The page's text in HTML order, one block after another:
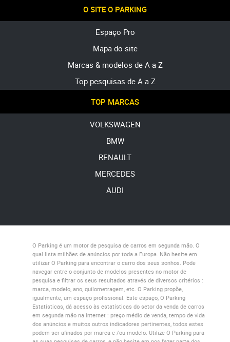
O SITE O PARKING
Espaço Pro
Mapa do site
Marcas & modelos de A a Z
Top pesquisas de A a Z
TOP MARCAS
VOLKSWAGEN
BMW
RENAULT
MERCEDES
AUDI
O Parkingé um motor de pesquisa de carros em segunda mão. O
qual lista milhões de anúncios por toda a Europa. Não hesite em
utilizar O Parkingpara encontrar o carro dos seus sonhos. Pode
navegar entre o conjunto de modelos presentes no motor de
pesquisa e filtrar os seus resultados através de diversos critérios :
marca, modelo, ano, quilometragem, etc. O Parkingpropõe,
igualmente, um espaço profissional. Este espaço, O Parking
Estatísticas, dá acesso às estatísticas do setor da venda de carros
em segunda mão na internet : preço médio de venda, tempo de vida
dos anúncios e muitos outros indicadores pertinentes, todos estes
podem ser afinados por marca e /ou modelo. Utilize O Parkingpara